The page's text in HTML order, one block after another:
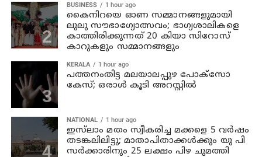
BUSINESS 1 hour ago
കൈനിറയെ ഓണ സമ്മാനങ്ങളുമായി
ലുലു സൗഭാ​ഗ്യോത്സവം; ഭാ​ഗ്യശാലികളെ
കാത്തിരിക്കുന്നത് 20 കിയാ സിറോസ്
കാറുകളും സമ്മാനങ്ങളും
KERALA 1 hour ago
പത്തനംതിട്ട മലയാലപ്പുഴ പോക്സോ
കേസ്; ഒരാള്‍ കൂടി അറസ്റ്റില്‍
NATIONAL 1 hour ago
ഇസ്‍ലാം മതം സ്വീകരിച്ച മക്കളെ 5 വർഷം
തടങ്കലിലിട്ടു; മാതാപിതാക്കൾക്കും യു പി
സർക്കാരിനും 25 ലക്ഷം പിഴ ചുമത്തി